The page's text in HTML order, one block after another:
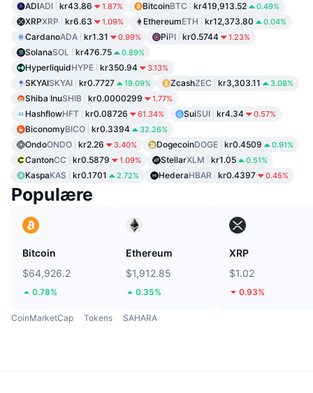
ADIADI kr43.86 1.87% BitcoinBTC kr419,913.52 0.49%
XRPXRP kr6.63 1.09% EthereumETH kr12,373.80 0.04%
CardanoADA kr1.31 0.99% PiPI kr0.5744 1.23%
SolanaSOL kr476.75 0.89%
HyperliquidHYPE kr350.94 3.13%
SKYAISKYAI kr0.7727 19.09% ZcashZEC kr3,303.11 3.08%
Shiba InuSHIB kr0.0000299 1.77%
HashflowHFT kr0.08726 61.34% SuiSUI kr4.34 0.57%
BiconomyBICO kr0.3394 32.26%
OndoONDO kr2.26 3.40% DogecoinDOGE kr0.4509 0.91%
CantonCC kr0.5879 1.09% StellarXLM kr1.05 0.51%
KaspaKAS kr0.1701 2.72% HederaHBAR kr0.4397 0.45%
Populære
Bitcoin
$64,926.2
0.78%
Ethereum
$1,912.85
0.35%
XRP
$1.02
0.93%
CoinMarketCap Tokens SAHARA